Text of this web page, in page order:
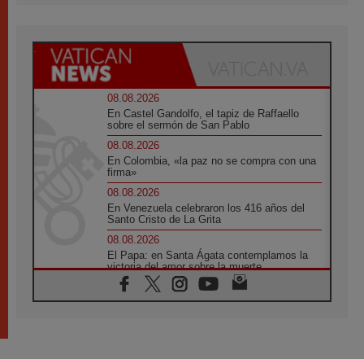
08.08.2026
En Castel Gandolfo, el tapiz de Raffaello
sobre el sermón de San Pablo
08.08.2026
En Colombia, «la paz no se compra con una
firma»
08.08.2026
En Venezuela celebraron los 416 años del
Santo Cristo de La Grita
08.08.2026
El Papa: en Santa Ágata contemplamos la
victoria del amor sobre la muerte
08.08.2026
León XIV visitará el Santuario de la Madre